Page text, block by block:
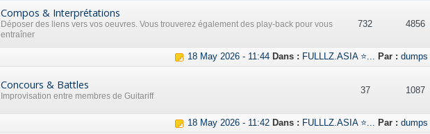
Compos & Interprétations
Déposer des liens vers vos oeuvres. Vous trouverez également des play-back pour vous
entraîner
732 4856
18 May 2026 - 11:44 Dans : FULLLZ.ASIA ⭐... Par : dumps
Concours & Battles
Improvisation entre membres de Guitariff
37 1087
18 May 2026 - 11:42 Dans : FULLLZ.ASIA ⭐... Par : dumps